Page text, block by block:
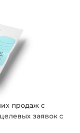
продаж с
заявок с